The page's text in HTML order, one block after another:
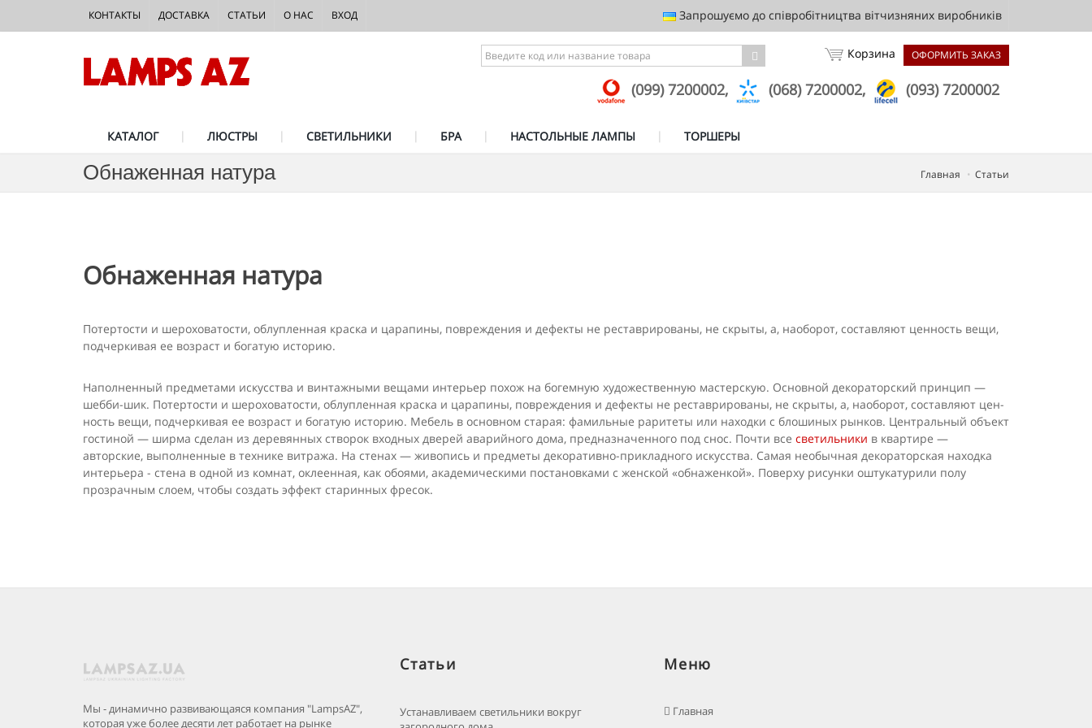
Запрошуємо до співробітництва вітчизняних виробників
КОНТАКТЫ ДОСТАВКА СТАТЬИ О НАС ВХОД
ОФОРМИТЬ ЗАКАЗ
Корзина
(099) 7200002, (068) 7200002, (093) 7200002
КАТАЛОГ ЛЮСТРЫ СВЕТИЛЬНИКИ БРА НАСТОЛЬНЫЕ ЛАМПЫ ТОРШЕРЫ
Обнаженная натура Главная Статьи
Обнаженная натура
Потертости и шероховатости, облупленная краска и цара­пины, повреждения и дефекты не реставриро­ваны, не скрыты, а, наоборот, составляют цен­ность вещи,
подчеркивая ее возраст и богатую историю.
Наполненный предметами искусства и винтажными вещами интерьер похож на богемную художественную мастерскую. Основной декораторский принцип —
шебби-шик. Потертости и шероховатости, облупленная краска и цара­пины, повреждения и дефекты не реставриро­ваны, не скрыты, а, наоборот, составляют цен­
ность вещи, подчеркивая ее возраст и богатую историю. Мебель в основном старая: фамиль­ные раритеты или находки с блошиных рынков. Центральный объект
гостиной — ширма сде­лан из деревянных створок входных дверей аварийного дома, предназначенного под снос. Почти все светильники в квартире —
авторские, выполненные в технике витража. На стенах — живопись и предметы декоративно-прикладного искусства. Самая необычная декораторская находка
интерьера - стена в одной из комнат, оклеенная, как обоями, академическими поста­новками с женской «обнаженкой». Поверху рисунки оштукатурили полу
прозрачным слоем, чтобы создать эффект старинных фресок.
Мы - динамично развивающаяся компания "LampsAZ",
которая уже более десяти лет работает на рынке
Статьи
Устанавливаем светильники вокруг
Меню
Главная